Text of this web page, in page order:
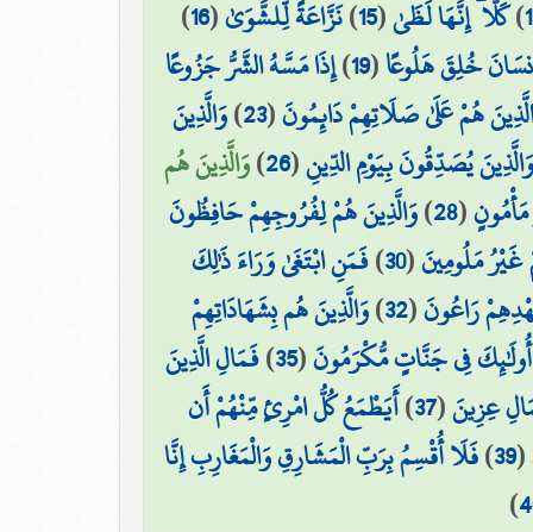
)كَلَّا ۖ إِنَّهَا لَظَىٰ(
15
)نَزَّاعَةً لِّلشَّوَىٰ(
16
)
خُلِقَ هَلُوعًا(
19
)إِذَا مَسَّهُ الشَّرُّ جَزُوعًا
الَّذِينَ هُمْ عَلَىٰ صَلَاتِهِمْ دَائِمُونَ(
23
)وَالَّذِينَ
وَالَّذِينَ يُصَدِّقُونَ بِيَوْمِ الدِّينِ(
26
)وَالَّذِينَ هُم
(
28
)وَالَّذِينَ هُمْ لِفُرُوجِهِمْ حَافِظُونَ
غَيْرُ مَلُومِينَ(
30
)فَمَنِ ابْتَغَىٰ وَرَاءَ ذَٰلِكَ
رَاعُونَ(
32
)وَالَّذِينَ هُم بِشَهَادَاتِهِمْ
أُولَٰئِكَ فِي جَنَّاتٍ مُّكْرَمُونَ(
35
)فَمَالِ الَّذِينَ
عِزِينَ(
37
)أَيَطْمَعُ كُلُّ امْرِئٍ مِّنْهُمْ أَن
(
39
)فَلَا أُقْسِمُ بِرَبِّ الْمَشَارِقِ وَالْمَغَارِبِ إِنَّا
)